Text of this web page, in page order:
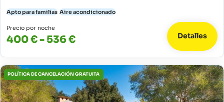
Apto para familias Aire acondicionado
Precio por noche
400 € - 536 € Detalles
POLÍTICA DE CANCELACIÓN GRATUITA